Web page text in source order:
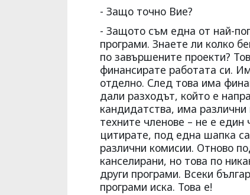
- Защо точно Вие?
- Защото съм една от най-
програми. Знаете ли колко
по завършените проекти?
финансирате работата си.
отделно. След това има
дали разходът, който е
кандидатства, има
техните членове – не е
цитирате, под една шапка
различни комисии. Отново
канселирани, но това по
други програми. Всеки
програми иска. Това е!